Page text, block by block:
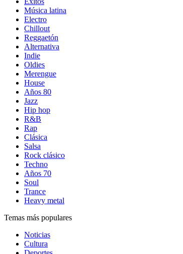
Música latina
Electro
Chillout
Reggaetón
Alternativa
Indie
Oldies
Merengue
House
Años 80
Jazz
Hip hop
R&B
Rap
Clásica
Salsa
Rock clásico
Techno
Años 70
Soul
Trance
Heavy metal
Temas más populares
Noticias
Cultura